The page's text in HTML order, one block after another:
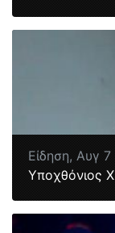
Είδηση,Αυγ 7
Υποχθόνιος